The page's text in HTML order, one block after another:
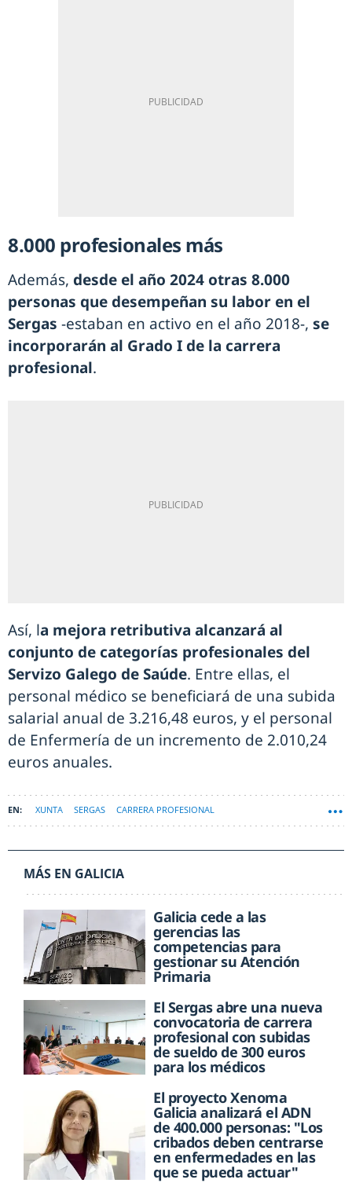
8.000 profesionales más
Además, desde el año 2024 otras 8.000
personas que desempeñan su labor en el
Sergas -estaban en activo en el año 2018-, se
incorporarán al Grado I de la carrera
profesional.
Así, la mejora retributiva alcanzará al
conjunto de categorías profesionales del
Servizo Galego de Saúde. Entre ellas, el
personal médico se beneficiará de una subida
salarial anual de 3.216,48 euros, y el personal
de Enfermería de un incremento de 2.010,24
euros anuales.
XUNTA SERGAS CARRERA PROFESIONAL
MÁS EN GALICIA
Galicia cede a las
gerencias las
competencias para
gestionar su Atención
Primaria
El Sergas abre una nueva
convocatoria de carrera
profesional con subidas
de sueldo de 300 euros
para los médicos
El proyecto Xenoma
Galicia analizará el ADN
de 400.000 personas: "Los
cribados deben centrarse
en enfermedades en las
que se pueda actuar"